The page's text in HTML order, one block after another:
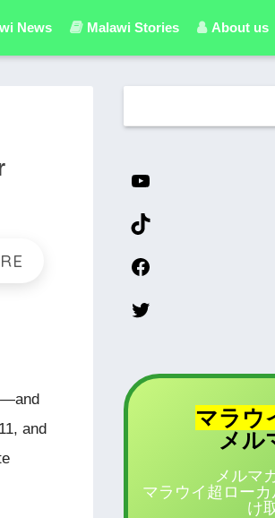
News Malawi Stories About us
and
マラウ
メル
メルマ
マラウイ超ロー
け